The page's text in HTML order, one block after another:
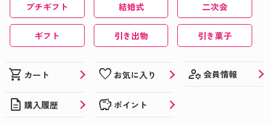
プチギフト 結婚式 二次会
ギフト 引き出物 引き菓子
shopping_cart カート favorite お気に入り manage_accounts 会員情報
description 購入履歴 savings ポイント